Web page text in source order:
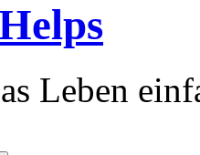
Leben